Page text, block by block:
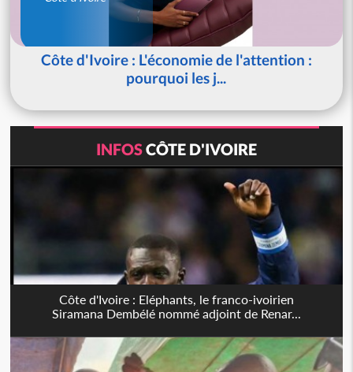
Côte d'Ivoire : L'économie de l'attention :
pourquoi les j...
INFOSCÔTE D'IVOIRE
Côte d'Ivoire : Eléphants, le franco-ivoirien
Siramana Dembélé nommé adjoint de Renar...